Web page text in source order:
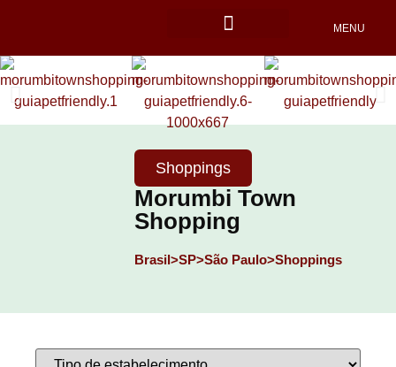
MENU
Shoppings
Morumbi Town
Shopping
Brasil>SP>São Paulo>Shoppings